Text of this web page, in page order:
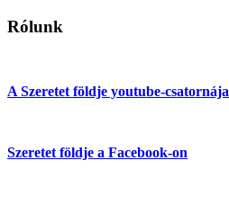
Rólunk
A Szeretet földje youtube-csatornája
Szeretet földje a Facebook-on